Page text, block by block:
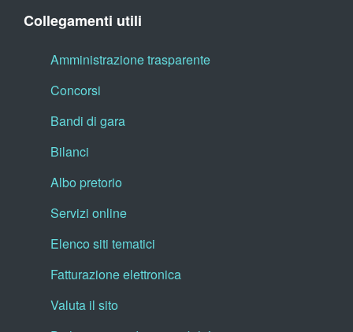
Collegamenti utili
Amministrazione trasparente
Concorsi
Bandi di gara
Bilanci
Albo pretorio
Servizi online
Elenco siti tematici
Fatturazione elettronica
Valuta il sito